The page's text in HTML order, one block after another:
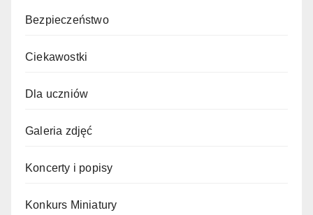
Bezpieczeństwo
Ciekawostki
Dla uczniów
Galeria zdjęć
Koncerty i popisy
Konkurs Miniatury